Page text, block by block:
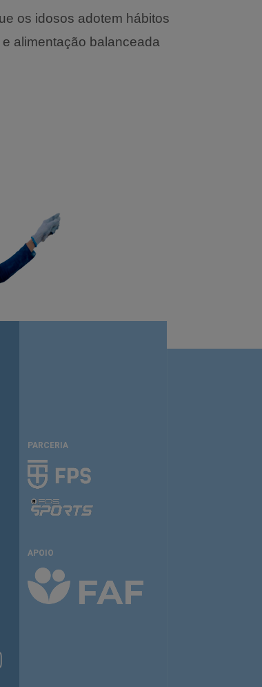
os idosos adotem hábitos
alimentação balanceada
PARCERIA
APOIO